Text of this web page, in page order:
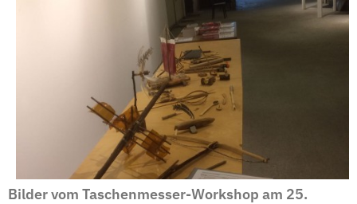
Bilder vom Taschenmesser-Workshop am 25.